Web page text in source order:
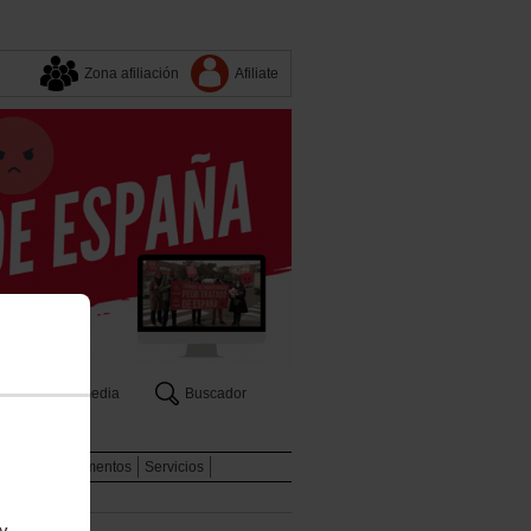
Zona afiliación Afiliate
Multimedia
Buscador
Documentos
Servicios